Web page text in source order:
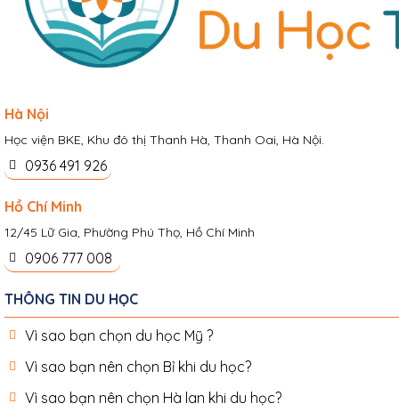
Hà Nội
Học viện BKE, Khu đô thị Thanh Hà, Thanh Oai, Hà Nội.
0936 491 926
Hồ Chí Minh
12/45 Lữ Gia, Phường Phú Thọ, Hồ Chí Minh
0906 777 008
THÔNG TIN DU HỌC
Vì sao bạn chọn du học Mỹ ?
Vì sao bạn nên chọn Bỉ khi du học?
Vì sao bạn nên chọn Hà lan khi du học?